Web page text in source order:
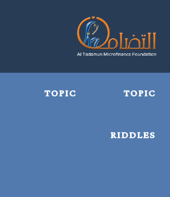
TOPIC
TOPIC
RIDDLES